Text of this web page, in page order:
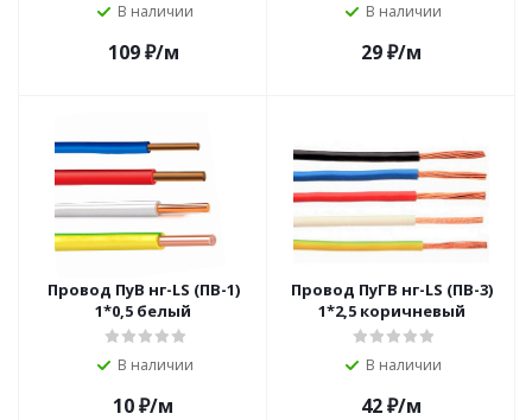
В наличии
109₽/м
В наличии
29₽/м
Провод ПуВ нг-LS (ПВ-1)
1*0,5 белый
В наличии
10₽/м
Провод ПуГВ нг-LS (ПВ-3)
1*2,5 коричневый
В наличии
42₽/м